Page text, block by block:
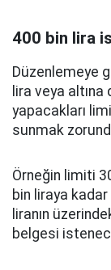
400 bin lira
Düzenlemeye
lira veya
yapacakları
sunmak
Örneğin limiti
bin liraya
liranın
belgesi